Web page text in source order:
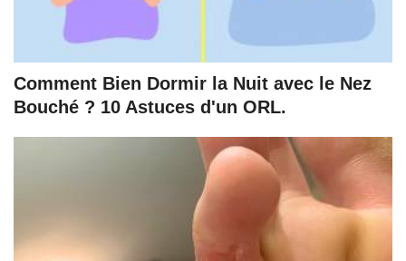
Comment Bien Dormir la Nuit avec le Nez
Bouché ? 10 Astuces d'un ORL.